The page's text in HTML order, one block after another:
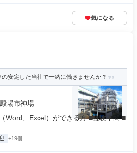
気になる
安定した当社で一緒に働きませんか？
場市神場
Word、Excel）ができる方 ■経験不問 ■
+19個